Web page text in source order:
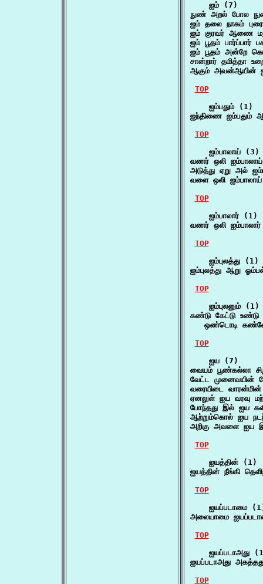
    ஐம் (7)
நுண் அறல் போல
ஐம் தலை நாகம்
ஐம் குரவர் ஆணை
ஐம் பூதம் பார்ப்பார்
ஐம் பூதம் அன்றே
சான்றார் தமித்தா
ஆகும் அவன்ஆயின்
TOP
    ஐம்பதும் (1)
ஐந்திணை ஐம்பதும்
TOP
    ஐம்பாலாய் (3)
வணர் ஒலி
அடுத்து ஏறு அல்
வளை ஒலி ஐம்பாலாய்
TOP
    ஐம்பாலார் (1)
வணர் ஒலி
TOP
    ஐம்புலத்து (1)
ஐம்புலத்து ஆறு
TOP
    ஐம்புலனும் (1)
கண்டு கேட்டு உண்டு
ஒண்டொடி
TOP
    ஐய (7)
வையம் பூண்கல்லா
வேட்ட முனைவயின்
வரையிடை
ஏனலுள் ஐய வரவு
போந்தது இல் ஐய
ஆற்றும்கொல் ஐய
அறிகு அவளை ஐய
TOP
    ஐயத்தின் (1)
ஐயத்தின் நீங்கி
TOP
ஐயப்படாமை
அலையாமை
TOP
ஐயப்படாஅது
ஐயப்படாஅது
TOP